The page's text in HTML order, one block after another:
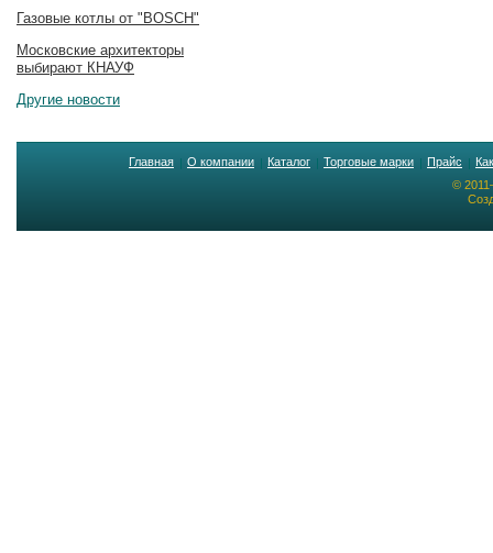
Газовые котлы от "BOSCH"
Московские архитекторы
выбирают КНАУФ
Другие новости
Главная О компании Каталог Торговые марки Прайс
©